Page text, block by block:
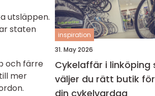
utsläppen.
staten
och färre
mer
inspiration
31. May 2026
Cykelaffär i linköping så
väljer du rätt butik för
din cykelvardag